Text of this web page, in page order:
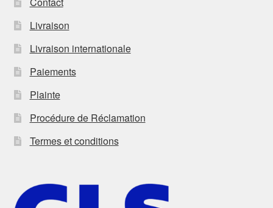
Livraison
Livraison internationale
Paiements
Plainte
Procédure de Réclamation
Termes et conditions